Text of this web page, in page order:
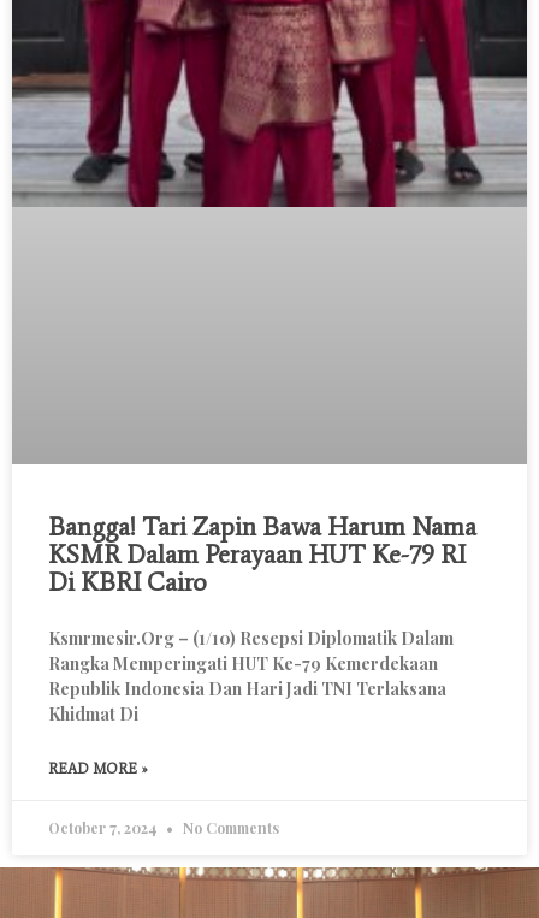
Bangga! Tari Zapin Bawa Harum Nama
KSMR Dalam Perayaan HUT Ke-79 RI
Di KBRI Cairo
Ksmrmesir.org – (1/10) Resepsi Diplomatik Dalam
Rangka Memperingati HUT Ke-79 Kemerdekaan
Republik Indonesia Dan Hari Jadi TNI Terlaksana
Khidmat Di
READ MORE »
October 7, 2024 No Comments